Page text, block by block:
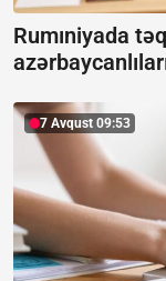
Rumıniyada
7 Avqust 09:53